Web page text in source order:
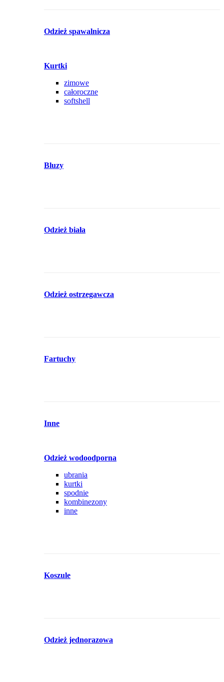
Odzież spawalnicza
Kurtki
zimowe
całoroczne
softshell
Bluzy
Odzież biała
Odzież ostrzegawcza
Fartuchy
Inne
Odzież wodoodporna
ubrania
kurtki
spodnie
kombinezony
inne
Koszule
Odzież jednorazowa